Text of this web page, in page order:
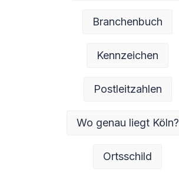
Branchenbuch
Kennzeichen
Postleitzahlen
Wo genau liegt Köln?
Ortsschild